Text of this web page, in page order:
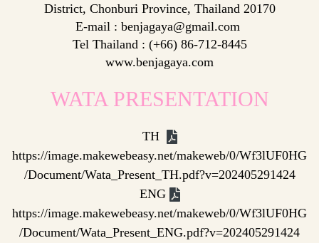
District, Chonburi Province, Thailand 20170
E-mail : benjagaya@gmail.com
Tel Thailand : (+66) 86-712-8445
www.benjagaya.com
WATA PRESENTATION
TH
https://image.makewebeasy.net/makeweb/0/Wf3lUF0HG
/Document/Wata_Present_TH.pdf?v=202405291424
ENG
https://image.makewebeasy.net/makeweb/0/Wf3lUF0HG
/Document/Wata_Present_ENG.pdf?v=202405291424